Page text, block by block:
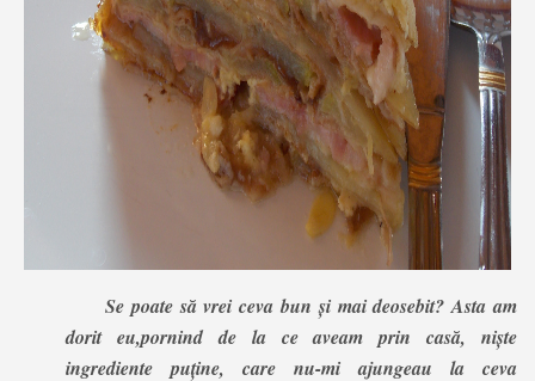
Se poate să vrei ceva bun și mai deosebit? Asta am
dorit eu,pornind de la ce aveam prin casă, niște
ingrediente puține, care nu-mi ajungeau la ceva